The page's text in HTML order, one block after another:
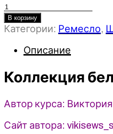
Количество
товара
Коллекция
Ракуса
(2024)
В корзину
Категории: Ремесло,
Описание
Коллекция
Автор курса:
Сайт автора: